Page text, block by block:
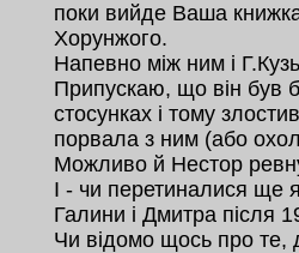
поки вийде Ваша
Хорунжого.
Напевно між ним і
Припускаю, що він був
стосунках і тому
порвала з ним (або
Можливо й Нестор
І - чи перетиналися ще
Галини і Дмитра після
Чи відомо щось про те,